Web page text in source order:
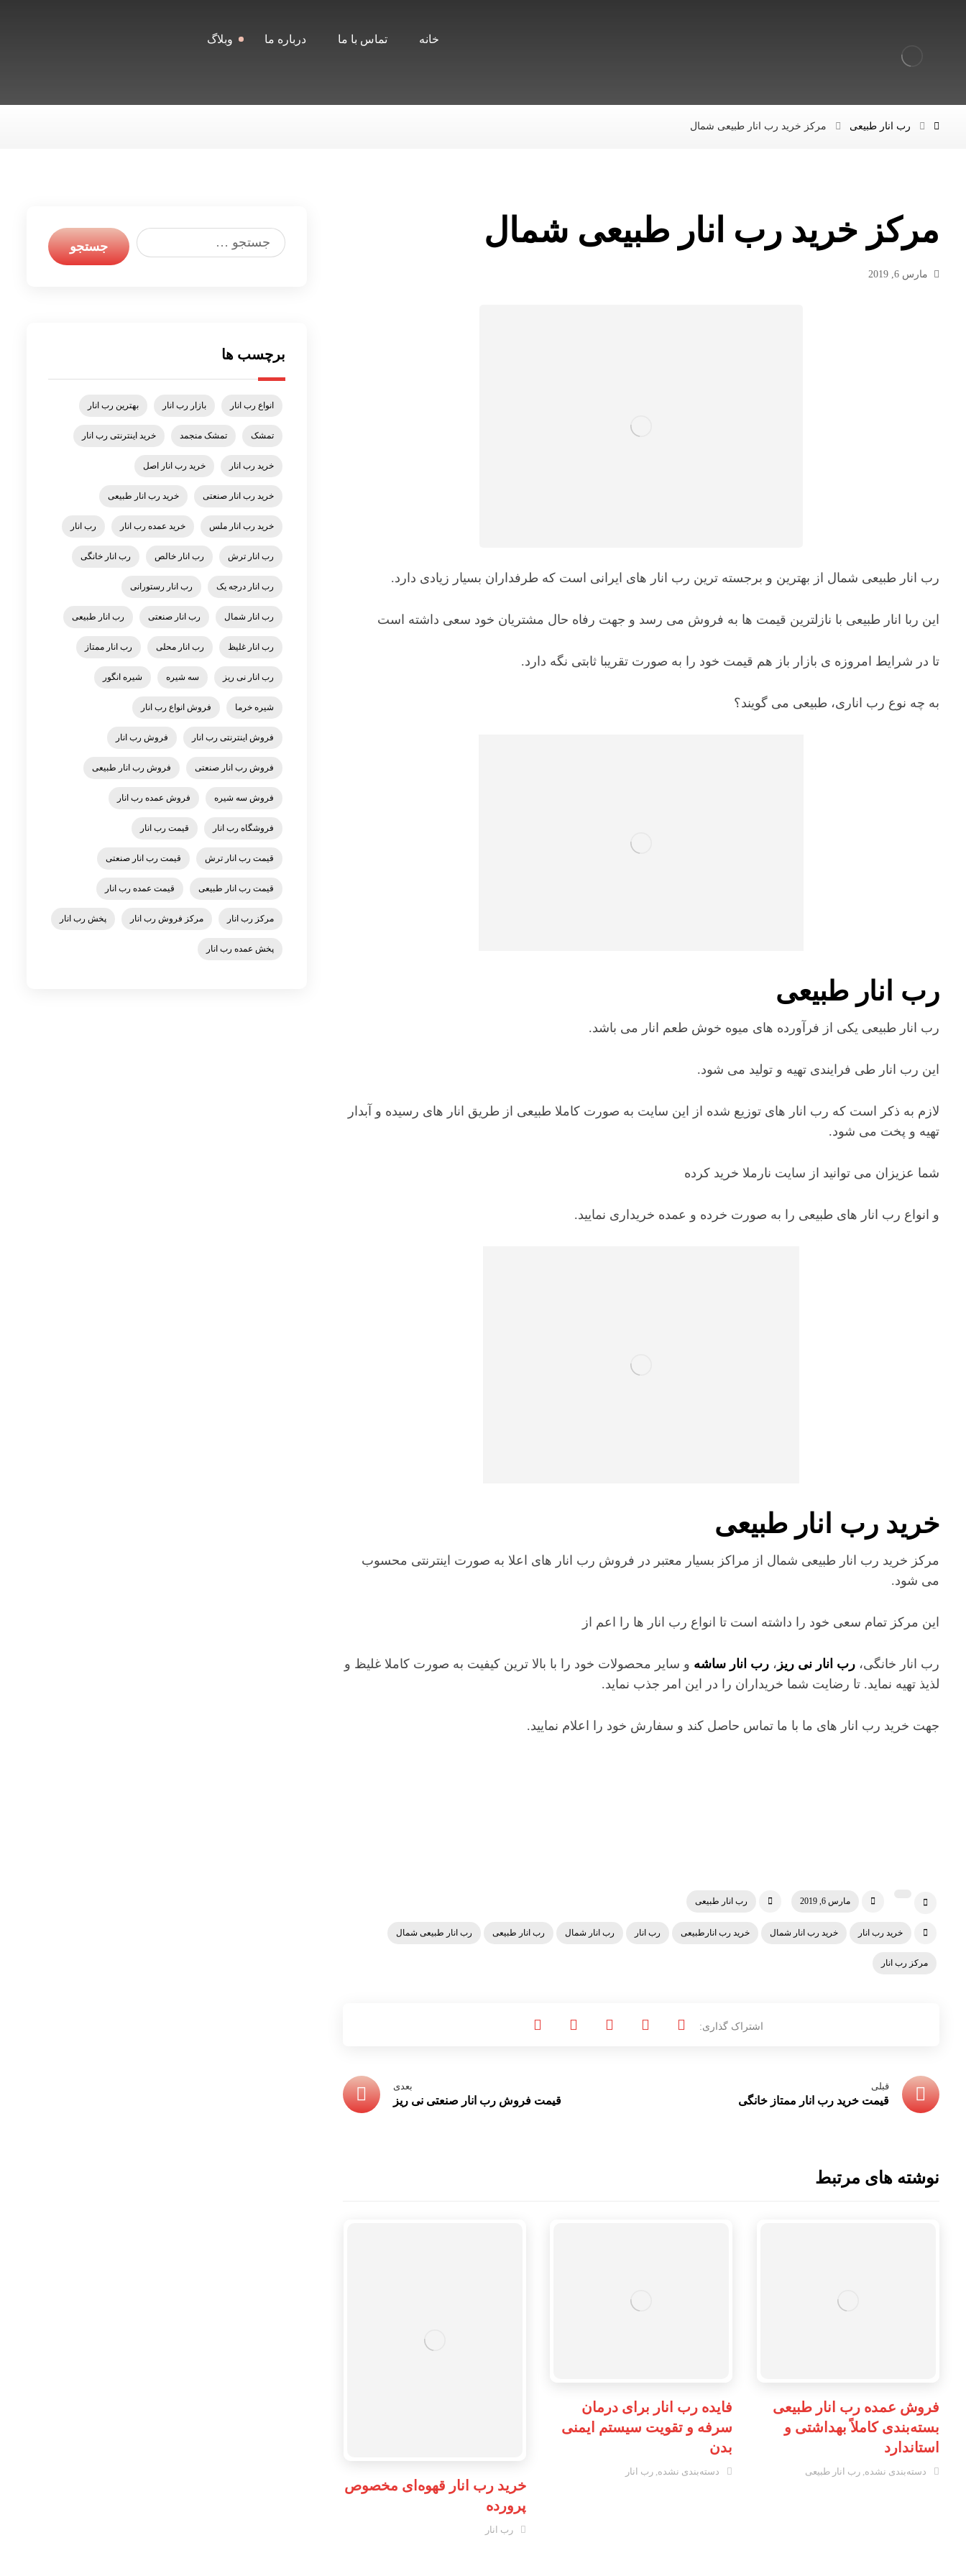
خانه تماس با ما درباره ما وبلاگ
رب انار طبیعی مرکز خرید رب انار طبیعی شمال
مرکز خرید رب انار طبیعی شمال
مارس 6, 2019
رب انار طبیعی شمال از بهترین و برجسته ترین رب انار های ایرانی است که طرفداران بسیار زیادی دارد.
این ربا انار طبیعی با نازلترین قیمت ها به فروش می رسد و جهت رفاه حال مشتریان خود سعی داشته است
تا در شرایط امروزه ی بازار باز هم قیمت خود را به صورت تقریبا ثابتی نگه دارد.
به چه نوع رب اناری، طبیعی می گویند؟
رب انار طبیعی
رب انار طبیعی یکی از فرآورده های میوه خوش طعم انار می باشد.
این رب انار طی فرایندی تهیه و تولید می شود.
لازم به ذکر است که رب انار های توزیع شده از این سایت به صورت کاملا طبیعی از طریق انار های رسیده و آبدار
تهیه و پخت می شود.
شما عزیزان می توانید از سایت نارملا خرید کرده
و انواع رب انار های طبیعی را به صورت خرده و عمده خریداری نمایید.
خرید رب انار طبیعی
مرکز خرید رب انار طبیعی شمال از مراکز بسیار معتبر در فروش رب انار های اعلا به صورت اینترنتی محسوب
می شود.
این مرکز تمام سعی خود را داشته است تا انواع رب انار ها را اعم از
رب انار خانگی، رب انار نی ریز ، رب انار ساشه و سایر محصولات خود را با بالا ترین کیفیت به صورت کاملا غلیظ و
لذیذ تهیه نماید. تا رضایت شما خریداران را در این امر جذب نماید.
جهت خرید رب انار های ما با ما تماس حاصل کند و سفارش خود را اعلام نمایید.
مارس 6, 2019 رب انار طبیعی
خرید رب انار خرید رب انار شمال خرید رب انارطبیعی رب انار رب انار شمال رب انار طبیعی رب انار طبیعی شمال
مرکز رب انار
قبلی
قیمت خرید رب انار ممتاز خانگی
بعدی
قیمت فروش رب انار صنعتی نی ریز
نوشته های مرتبط
فروش عمده رب انار طبیعی
بسته‌بندی کاملاً بهداشتی و
استاندارد
دسته‌بندی نشده, رب انار طبیعی
فایده رب انار برای درمان
سرفه و تقویت سیستم ایمنی
بدن
دسته‌بندی نشده, رب انار
خرید رب انار قهوه‌ای مخصوص
پرورده
رب انار
برچسب ها
انواع رب انار بازار رب انار بهترین رب انار
تمشک تمشک منجمد خرید اینترنتی رب انار
خرید رب انار خرید رب انار اصل
خرید رب انار صنعتی خرید رب انار طبیعی
خرید رب انار ملس خرید عمده رب انار رب انار
رب انار ترش رب انار خالص رب انار خانگی
رب انار درجه یک رب انار رستورانی
رب انار شمال رب انار صنعتی رب انار طبیعی
رب انار غلیظ رب انار محلی رب انار ممتاز
رب انار نی ریز سه شیره شیره انگور
شیره خرما فروش انواع رب انار
فروش اینترنتی رب انار فروش رب انار
فروش رب انار صنعتی فروش رب انار طبیعی
فروش سه شیره فروش عمده رب انار
فروشگاه رب انار قیمت رب انار
قیمت رب انار ترش قیمت رب انار صنعتی
قیمت رب انار طبیعی قیمت عمده رب انار
مرکز رب انار مرکز فروش رب انار پخش رب انار
پخش عمده رب انار